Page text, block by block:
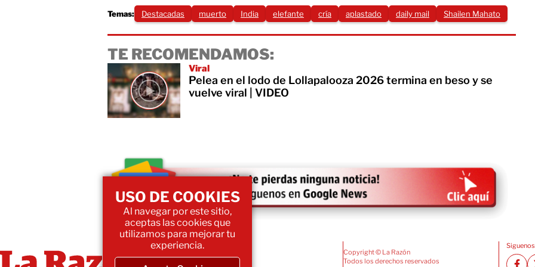
Temas: Destacadas muerto India elefante cría aplastado daily mail Shailen Mahato
TE RECOMENDAMOS:
Viral
Pelea en el lodo de Lollapalooza 2026 termina en beso y se
vuelve viral | VIDEO
Copyright © La Razón
Todos los derechos reservados
USO DE COOKIES
Al navegar por este sitio,
aceptas las cookies que
utilizamos para mejorar tu
experiencia.